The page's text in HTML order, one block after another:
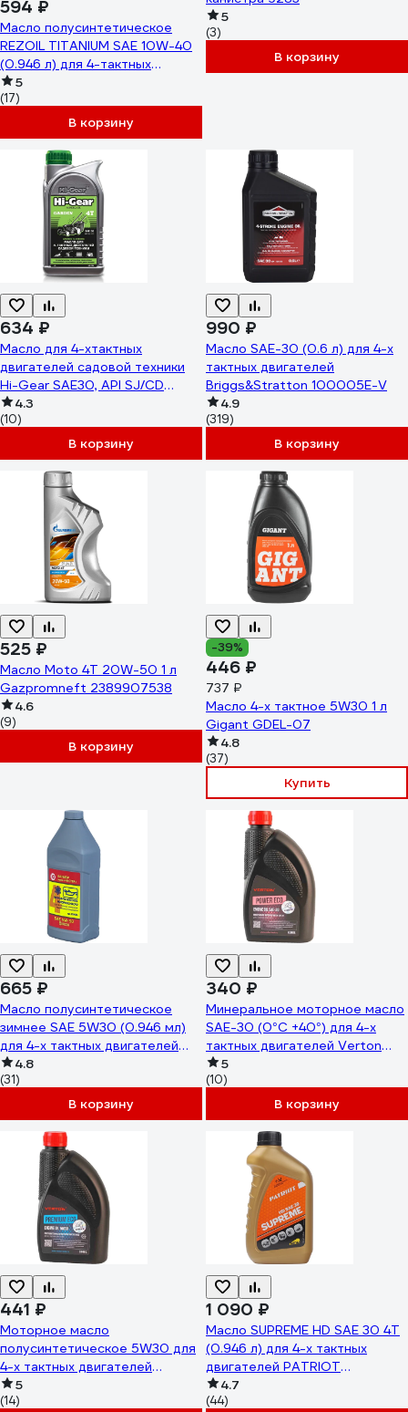
594 ₽
Масло полусинтетическое
REZOIL TITANIUM SAE 10W-40
(0.946 л) для 4-тактных
двигателей API SJ/CF Rezer
5
(17)
В корзину
5
(3)
В корзину
634 ₽
Масло для 4-хтактных
двигателей садовой техники
Hi-Gear SAE30, API SJ/CD
HG1730
4.3
(10)
В корзину
990 ₽
Масло SAE-30 (0.6 л) для 4-х
тактных двигателей
Briggs&Stratton 100005E-V
4.9
(319)
В корзину
525 ₽
Масло Moto 4T 20W-50 1 л
Gazpromneft 2389907538
4.6
(9)
В корзину
-39%
446 ₽
737 ₽
Масло 4-х тактное 5W30 1 л
Gigant GDEL-07
4.8
(37)
Купить
665 ₽
Масло полусинтетическое
зимнее SAE 5W30 (0.946 мл)
для 4-х тактных двигателей
Калибр 00000044264
4.8
(31)
В корзину
340 ₽
Минеральное моторное масло
SAE-30 (0°С +40°) для 4-х
тактных двигателей Verton
POWER ECO 0.946л.
01.12543.12547
5
(10)
В корзину
441 ₽
Моторное масло
полусинтетическое 5W30 для
4-х тактных двигателей
PREMIUM ECO VERTON
01.12543.12545
5
(14)
1 090 ₽
Масло SUPREME HD SAE 30 4Т
(0.946 л) для 4-х тактных
двигателей PATRIOT
850030598
4.7
(44)